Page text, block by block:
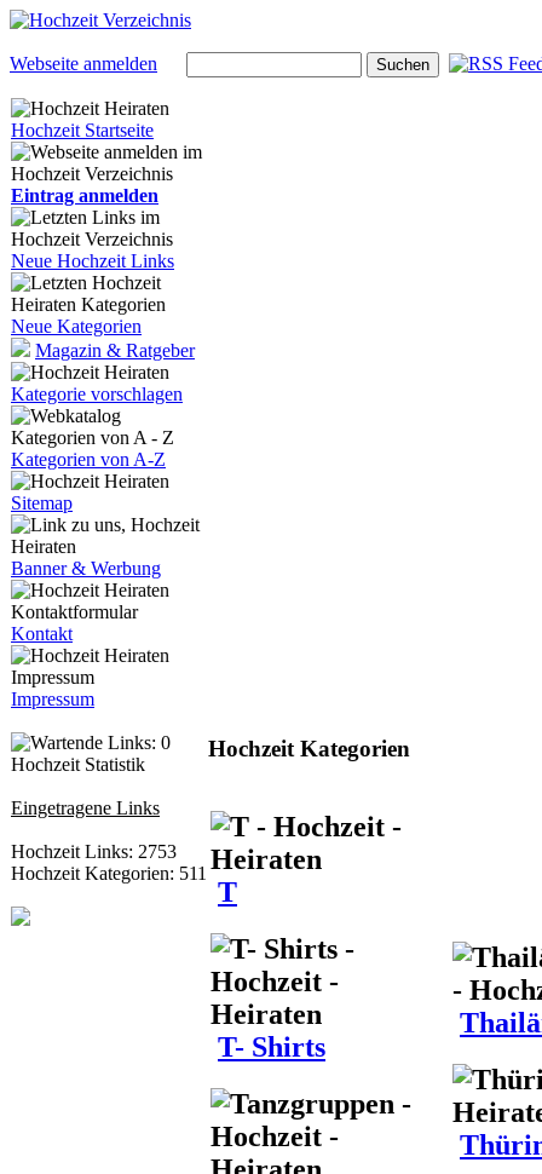
Webseite anmelden
Hochzeit Startseite
Eintrag anmelden
Neue Hochzeit Links
Neue Kategorien
Magazin & Ratgeber
Kategorie vorschlagen
Kategorien von A-Z
Sitemap
Banner & Werbung
Kontakt
Impressum
Hochzeit Statistik
Eingetragene Links
Hochzeit Links: 2753
Hochzeit Kategorien: 511
Hochzeit Kategorien
T
T- Shirts